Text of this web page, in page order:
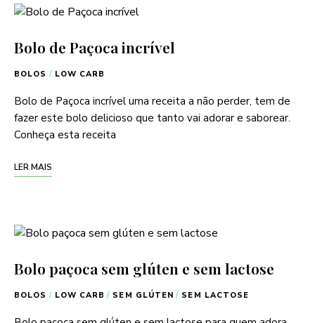
Bolo de Paçoca incrível
BOLOS / LOW CARB
Bolo de Paçoca incrível uma receita a não perder, tem de
fazer este bolo delicioso que tanto vai adorar e saborear.
Conheça esta receita
LER MAIS
Bolo paçoca sem glúten e sem lactose
BOLOS / LOW CARB / SEM GLÚTEN / SEM LACTOSE